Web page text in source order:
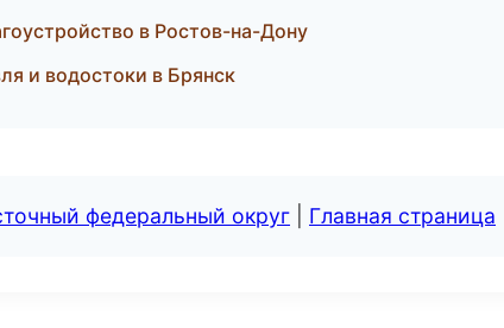
в Ростов-на-Дону
и водостоки в Брянск
федеральный округ Главная страница